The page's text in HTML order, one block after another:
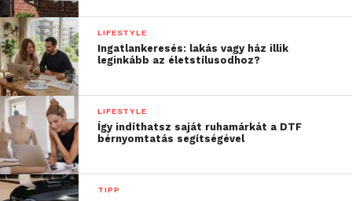
emberek életét.”
– mondta Brian Whipple, az Accenture Interactive
ügyvezető igazgatója.
A Fjord Trends 2019
irányvonalat fogalmaz meg,
amelyek az élmények új
generációját alakítják a jövőben, és
gyakorlati tanácsokkal is szolgálnak
LIFESTYLE
Ingatlankeresés: lakás vagy ház illik
leginkább az életstílusodhoz?
LIFESTYLE
Így indíthatsz saját ruhamárkát a DTF
bérnyomtatás segítségével
TIPP